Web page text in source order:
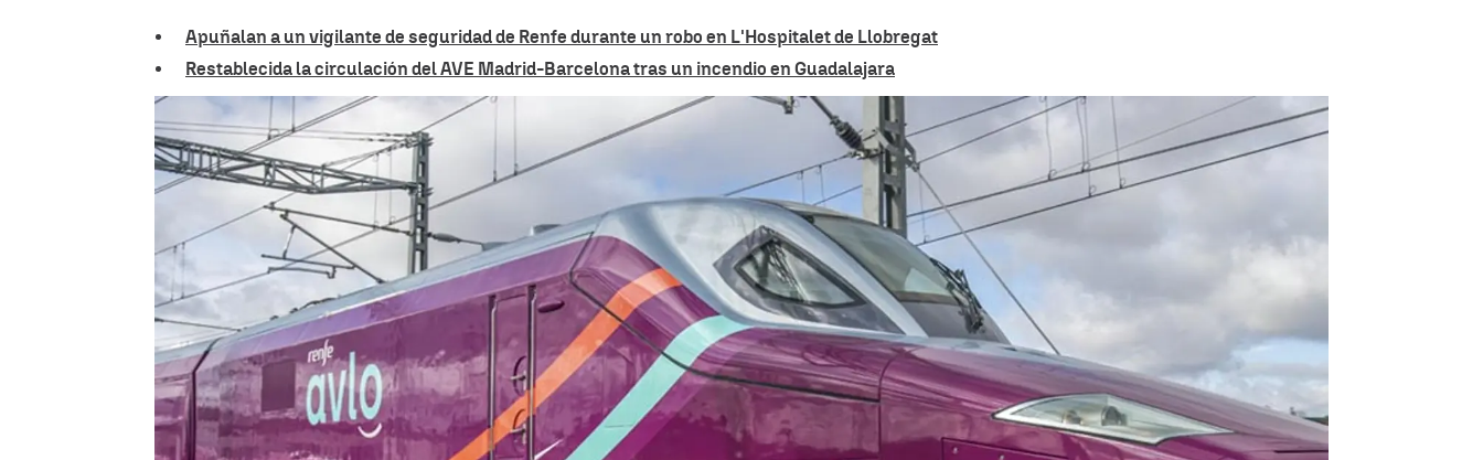
Apuñalan a un vigilante de seguridad de Renfe durante un robo en L'Hospitalet de Llobregat
Restablecida la circulación del AVE Madrid-Barcelona tras un incendio en Guadalajara